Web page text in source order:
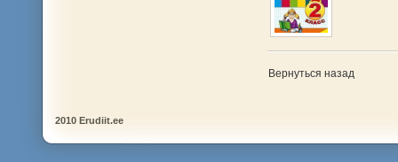
Вернуться назад
2010 Erudiit.ee